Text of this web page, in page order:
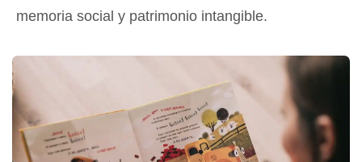
memoria social y patrimonio intangible.